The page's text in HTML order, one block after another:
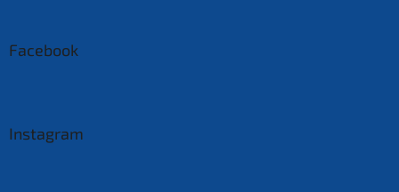
Facebook
Instagram